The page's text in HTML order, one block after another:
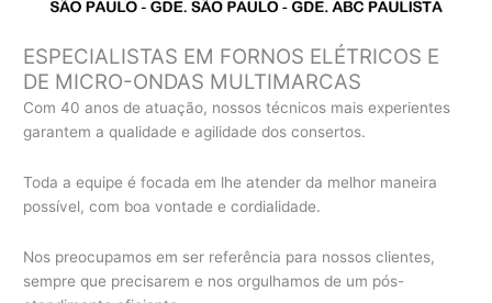
ESPECIALISTAS EM FORNOS ELÉTRICOS E
DE MICRO-ONDAS MULTIMARCAS
Com 40 anos de atuação, nossos técnicos mais experientes
garantem a qualidade e agilidade dos consertos.
Toda a equipe é focada em lhe atender da melhor maneira
possível, com boa vontade e cordialidade.
Nos preocupamos em ser referência para nossos clientes,
sempre que precisarem e nos orgulhamos de um pós-